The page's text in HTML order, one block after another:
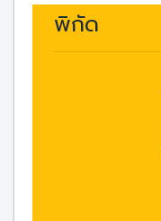
พิกัด